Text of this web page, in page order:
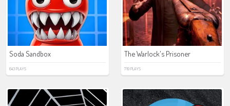
Soda Sandbox
643 PLAYS
The Warlock's Prisoner
719 PLAYS